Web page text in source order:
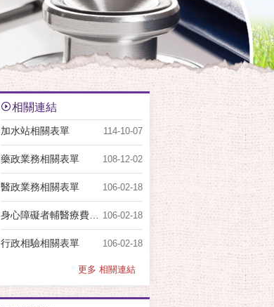
相關連結
114-10-07
加水站相關表單
108-12-02
藥政業務相關表單
106-02-18
醫政業務相關表單
106-02-18
身心障礙者輔醫療費用及醫療輔具助申請表
106-02-18
行政相驗相關表單
更多 相關連結